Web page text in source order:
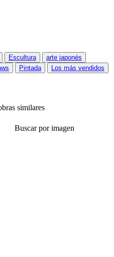
Escultura
arte japonés
Pintada Los más vendidos
similares
Buscar por imagen